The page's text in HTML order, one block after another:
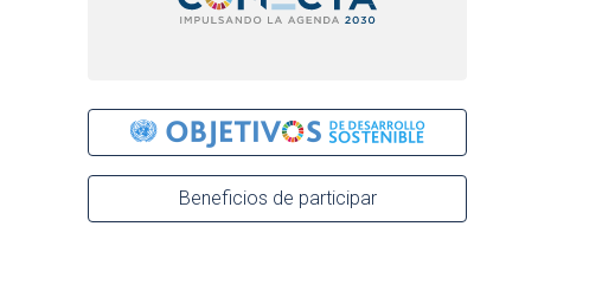
Beneficios de participar